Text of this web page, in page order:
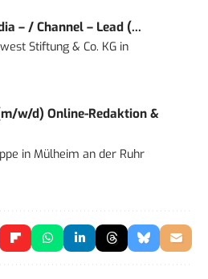
– / Channel – Lead (...
Stiftung & Co. KG in
w/d) Online-Redaktion &
inMülheim an der Ruhr